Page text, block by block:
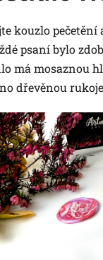
kouzlo
psaní bylo
má mosaznou
dřevěnou